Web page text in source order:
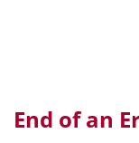
End of an